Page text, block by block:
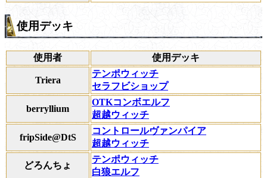
使用デッキ
使用者 使用デッキ
Triera
テンポウィッチ
セラフビショップ
berryllium
OTKコンボエルフ
超越ウィッチ
fripSide@DtS
コントロールヴァンパイア
超越ウィッチ
どろんちょ
テンポウィッチ
白狼エルフ